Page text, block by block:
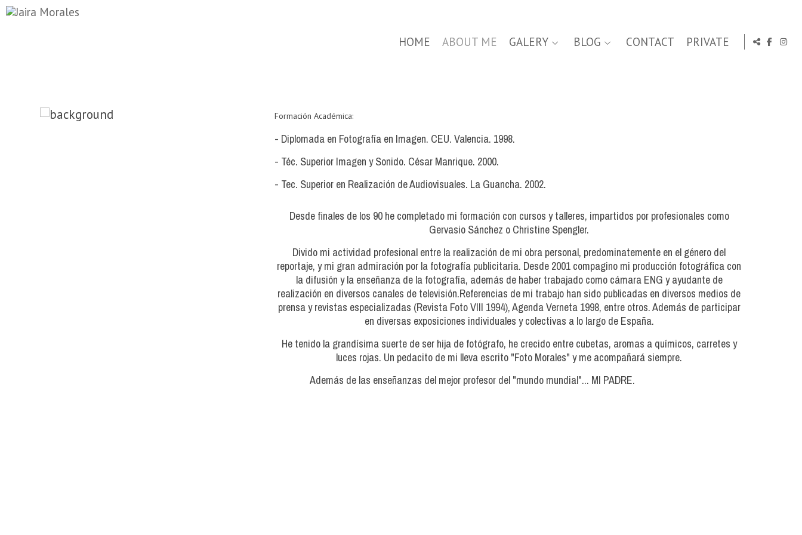
HOME ABOUT ME GALERY BLOG CONTACT PRIVATE
Formación Académica:
- Diplomada en Fotografía en Imagen. CEU. Valencia. 1998.
- Téc. Superior Imagen y Sonido. César Manrique. 2000.
- Tec. Superior en Realización de Audiovisuales. La Guancha. 2002.
Desde finales de los 90 he completado mi formación con cursos y talleres, impartidos por profesionales como
Gervasio Sánchez o Christine Spengler.
Divido mi actividad profesional entre la realización de mi obra personal, predominatemente en el género del
reportaje, y mi gran admiración por la fotografía publicitaria. Desde 2001 compagino mi producción fotográfica con
la difusión y la enseñanza de la fotografía, además de haber trabajado como cámara ENG y ayudante de
realización en diversos canales de televisión.Referencias de mi trabajo han sido publicadas en diversos medios de
prensa y revistas especializadas (Revista Foto VIII 1994), Agenda Verneta 1998, entre otros. Además de participar
en diversas exposiciones individuales y colectivas a lo largo de España.
He tenido la grandísima suerte de ser hija de fotógrafo, he crecido entre cubetas, aromas a químicos, carretes y
luces rojas. Un pedacito de mi lleva escrito "Foto Morales" y me acompañará siempre.
Además de las enseñanzas del mejor profesor del "mundo mundial"... MI PADRE.